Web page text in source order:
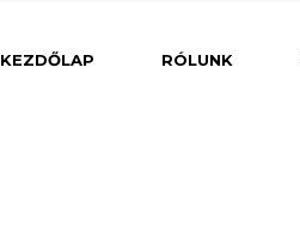
KEZDŐLAP RÓLUNK